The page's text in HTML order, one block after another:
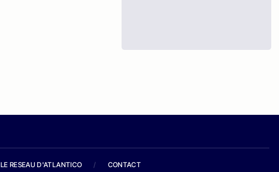
LE RESEAU D'ATLANTICO / CONTACT